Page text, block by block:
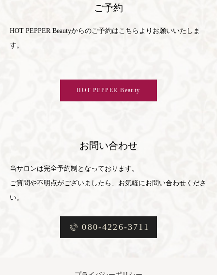
ご予約
HOT PEPPER Beautyからのご予約はこちらよりお願いいたしま
す。
HOT PEPPER Beauty
お問い合わせ
当サロンは完全予約制となっております。
ご質問や不明点がございましたら、お気軽にお問い合わせくださ
い。
080-4226-3711